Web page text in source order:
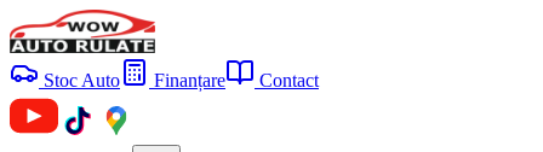
Stoc Auto Finanțare Contact